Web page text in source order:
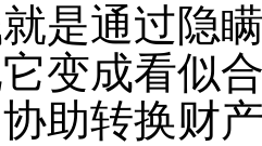
是通过隐
变成看似
助转换财